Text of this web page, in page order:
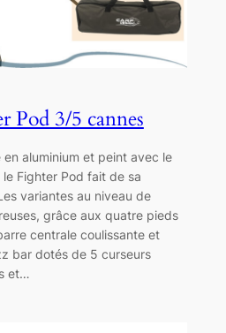
Pod 3/5 cannes
en aluminium et peint avec le
Fighter Pod fait de sa
variantes au niveau de
grâce aux quatre pieds
centrale coulissante et
bar dotés de 5 curseurs
et…